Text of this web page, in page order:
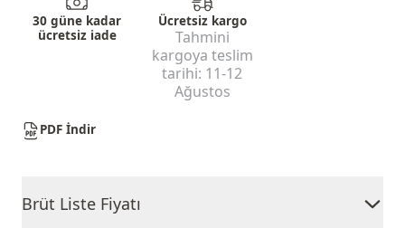
30 güne kadar
ücretsiz iade
Ücretsiz kargo
Tahmini
kargoya teslim
tarihi: 11-12
Ağustos
PDF İndir
Brüt Liste Fiyatı